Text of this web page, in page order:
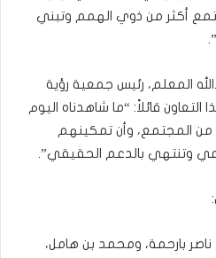
أكثر من ذوي الهمم وتبني
المعلم، رئيس جمعية رؤية
التعاون قائلاً: “ما شاهدناه اليوم
المجتمع، وأن تمكينهم
وتنتهي بالدعم الحقيقي”.
بارحمة، ومحمد بن هامل،